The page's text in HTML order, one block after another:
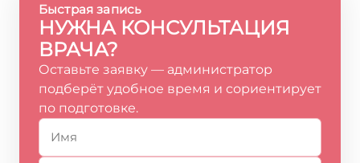
Быстрая запись
НУЖНА КОНСУЛЬТАЦИЯ
ВРАЧА?
Оставьте заявку — администратор
подберёт удобное время и сориентирует
по подготовке.